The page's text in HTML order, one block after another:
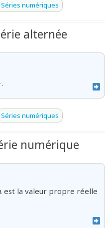
Séries numériques
alternée
1)^{n}}
.
Séries numériques
numérique
est la valeur propre réelle